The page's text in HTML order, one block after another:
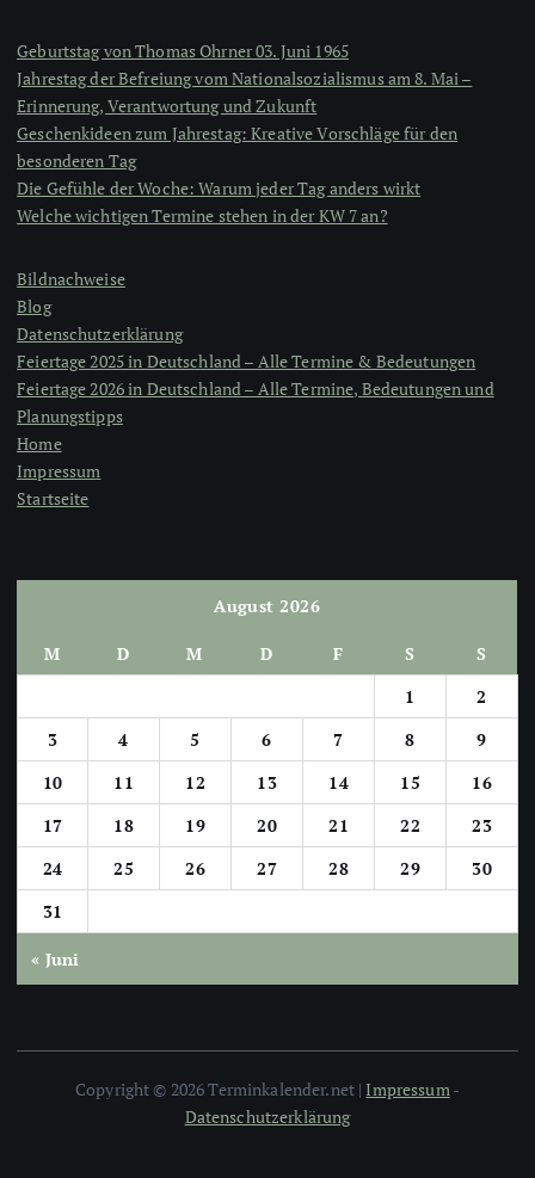
Geburtstag von Thomas Ohrner 03. Juni 1965
Jahrestag der Befreiung vom Nationalsozialismus am 8. Mai –
Erinnerung, Verantwortung und Zukunft
Geschenkideen zum Jahrestag: Kreative Vorschläge für den
besonderen Tag
Die Gefühle der Woche: Warum jeder Tag anders wirkt
Welche wichtigen Termine stehen in der KW 7 an?
Bildnachweise
Blog
Datenschutzerklärung
Feiertage 2025 in Deutschland – Alle Termine & Bedeutungen
Feiertage 2026 in Deutschland – Alle Termine, Bedeutungen und
Planungstipps
Home
Impressum
Startseite
August 2026
M D M D F S
S
1
2
3
4 5 6 7 8
9
10
11 12 13 14 15
16
17
18 19 20 21 22
23
24
25 26 27 28 29
30
31
« Juni
Copyright © 2026 Terminkalender.net | Impressum-
Datenschutzerklärung